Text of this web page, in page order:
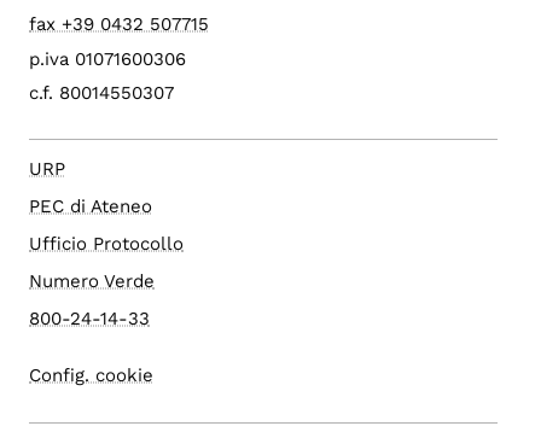
fax +39 0432 507715
p.iva 01071600306
c.f. 80014550307
URP
PEC di Ateneo
Ufficio Protocollo
Numero Verde
800-24-14-33
Config. cookie